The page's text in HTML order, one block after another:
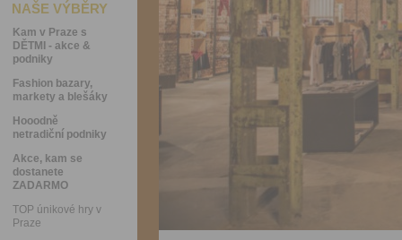
NAŠE VÝBĚRY
Kam v Praze s
DĚTMI - akce &
podniky
Fashion bazary,
markety a blešáky
Hooodně
netradiční podniky
Akce, kam se
dostanete
ZADARMO
TOP únikové hry v
Praze